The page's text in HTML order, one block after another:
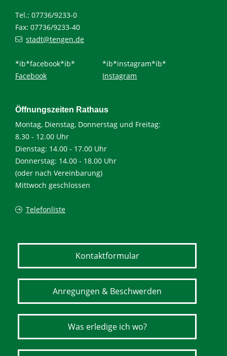
Tel.: 07736/9233-0
Fax: 07736/9233-40
stadt@tengen.de
*ib*facebook*ib*
Facebook
*ib*instagram*ib*
Instagram
Öffnungszeiten Rathaus
Montag, Dienstag, Donnerstag und Freitag:
8.30 - 12.00 Uhr
Dienstag: 14.00 - 17.00 Uhr
Donnerstag: 14.00 - 18.00 Uhr
(oder nach Vereinbarung)
Mittwoch geschlossen
Telefonliste
Kontaktformular
Anregungen & Beschwerden
Was erledige ich wo?